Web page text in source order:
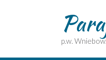
p.w.